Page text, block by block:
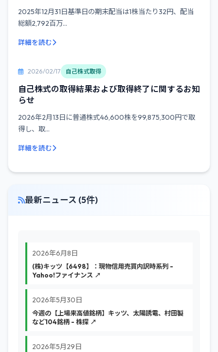
2025年12月31日基準日の期末配当は1株当たり32円、配当
総額2,792百万...
詳細を読む
2026/02/17 自己株式取得
自己株式の取得結果および取得終了に関するお知
らせ
2026年2月13日に普通株式46,600株を99,875,300円で取
得し、取...
詳細を読む
最新ニュース (5件)
2026年6月8日
(株)キッツ【6498】：現物信用売買内訳時系列 -
Yahoo!ファイナンス ↗
2026年5月30日
今週の【上場来高値銘柄】キッツ、太陽誘電、村田製
など104銘柄 - 株探 ↗
2026年5月29日